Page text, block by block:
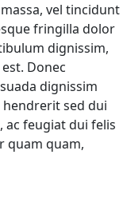
vel tincidunt
fringilla dolor
dignissim,
Donec
dignissim
sed dui
ac feugiat dui felis
quam quam,